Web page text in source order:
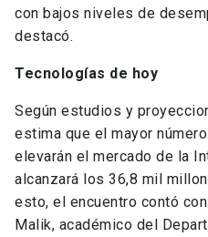
con bajos niveles de
destacó.
Tecnologías de hoy
Según estudios y
estima que el mayor
elevarán el mercado de la
alcanzará los 36,8 mil
esto, el encuentro contó
Malik, académico del